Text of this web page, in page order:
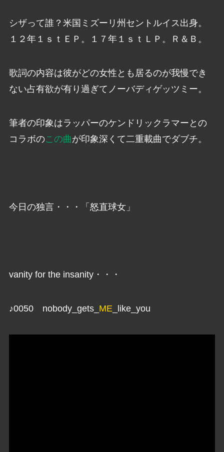
シザって誰？米国ミズーリ州セントルイス出身。
１２年１ｓｔＥＰ。１７年１ｓｔＬＰ。Ｒ＆Ｂ。
歌詞の内容は彼がどの女性とも居るのが我慢でき
ない占有欲が有り過ぎてノーバディゲッツミー。
筆者の印象はラッパーのケンドリックラマーとの
コラボのこの曲が印象深くて二重載曲でダブチ。
今日の独言・・・「怒直球女」
vanity for the insanity・・・
♪0050 nobody_gets_ ME_like_you